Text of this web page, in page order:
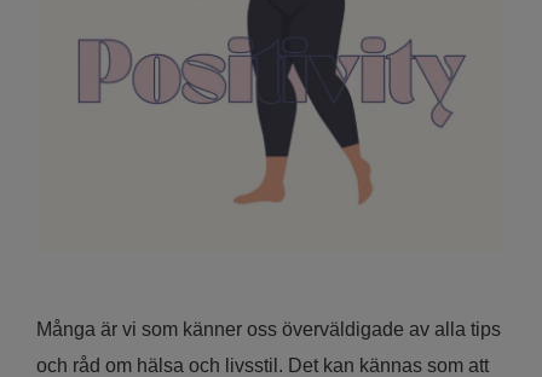
Många är vi som känner oss överväldigade av alla tips
och råd om hälsa och livsstil. Det kan kännas som att